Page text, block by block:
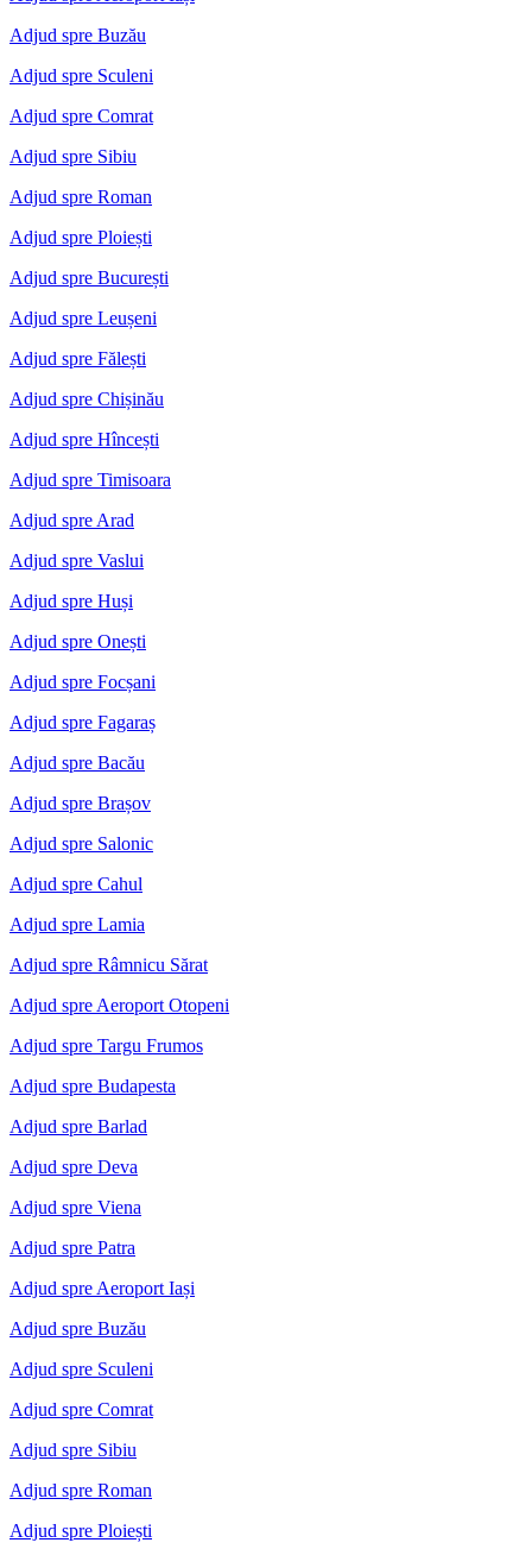
Adjud spre Buzău
Adjud spre Sculeni
Adjud spre Comrat
Adjud spre Sibiu
Adjud spre Roman
Adjud spre Ploiești
Adjud spre București
Adjud spre Leușeni
Adjud spre Fălești
Adjud spre Chișinău
Adjud spre Hîncești
Adjud spre Timisoara
Adjud spre Arad
Adjud spre Vaslui
Adjud spre Huși
Adjud spre Onești
Adjud spre Focșani
Adjud spre Fagaraș
Adjud spre Bacău
Adjud spre Brașov
Adjud spre Salonic
Adjud spre Cahul
Adjud spre Lamia
Adjud spre Râmnicu Sărat
Adjud spre Aeroport Otopeni
Adjud spre Targu Frumos
Adjud spre Budapesta
Adjud spre Barlad
Adjud spre Deva
Adjud spre Viena
Adjud spre Patra
Adjud spre Aeroport Iași
Adjud spre Buzău
Adjud spre Sculeni
Adjud spre Comrat
Adjud spre Sibiu
Adjud spre Roman
Adjud spre Ploiești